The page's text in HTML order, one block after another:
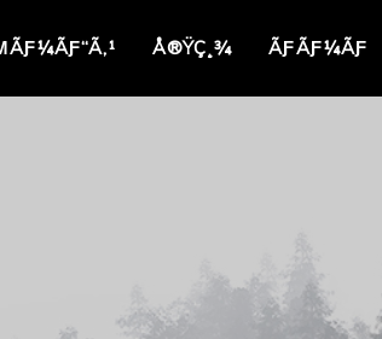
Å®ŸÇ¸¾ ÃƑÃƑ¼ÃƑ